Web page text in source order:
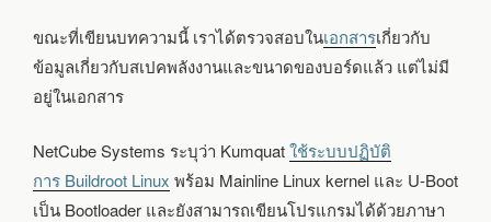
ขณะที่เขียนบทความนี้ เราได้ตรวจสอบในเอกสารเกี่ยวกับ
ข้อมูลเกี่ยวกับสเปคพลังงานและขนาดของบอร์ดแล้ว แต่ไม่มี
อยู่ในเอกสาร
NetCube Systems ระบุว่า Kumquatใช้ระบบปฏิบัติ
การ Buildroot Linux พร้อม Mainline Linux kernel และ U-Boot
เป็น Bootloader และยังสามารถเขียนโปรแกรมได้ด้วยภาษา